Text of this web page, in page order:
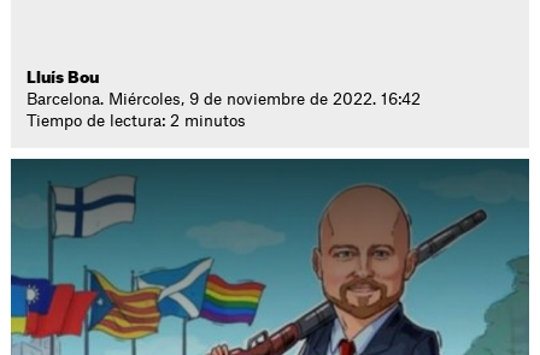
Lluís Bou
Barcelona. Miércoles, 9 de noviembre de 2022. 16:42
Tiempo de lectura: 2 minutos